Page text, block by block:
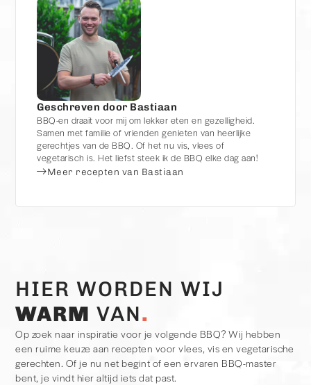
Geschreven door Bastiaan
BBQ-en draait voor mij om lekker eten en gezelligheid.
Samen met familie of vrienden genieten van heerlijke
gerechtjes van de BBQ. Of het nu vis, vlees of
vegetarisch is. Het liefst steek ik de BBQ elke dag aan!
Meer recepten van Bastiaan
HIER WORDEN WIJ
WARM VAN
Op zoek naar inspiratie voor je volgende BBQ? Wij hebben
een ruime keuze aan recepten voor vlees, vis en vegetarische
gerechten. Of je nu net begint of een ervaren BBQ-master
bent, je vindt hier altijd iets dat past.